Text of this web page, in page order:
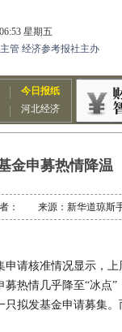
金申募热情降温
： 来源：新华道琼斯
请核准情况显示，上
热情几乎降至“冰点”
只拟发基金申请募集